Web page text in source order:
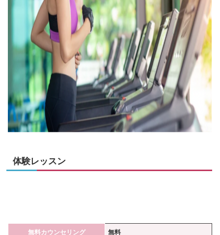
体験レッスン
無料カウンセリング 無料